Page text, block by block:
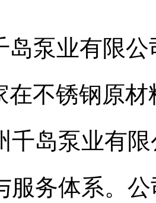
岛泵业有限公
在不锈钢原
千岛泵业有
服务体系。